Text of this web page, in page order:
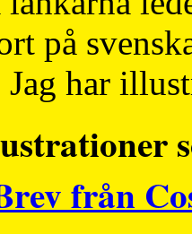
på
Jag har
från